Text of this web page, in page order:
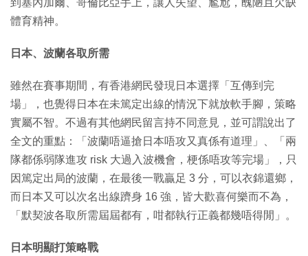
體育精神。
日本、波蘭各取所需
雖然在賽事期間，有香港網民發現日本選擇「互傳到完
場」，也覺得日本在未篤定出線的情況下就放軟手腳，策略
實屬不智。不過有其他網民留言持不同意見，並可謂說出了
全文的重點：「波蘭唔逼搶日本唔攻又真係有道理」、「兩
隊都係弱隊進攻 risk 大過入波機會，梗係唔攻等完場」，只
因篤定出局的波蘭，在最後一戰贏足 3 分，可以衣錦還鄉，
而日本又可以次名出線躋身 16 強，皆大歡喜何樂而不為，
「默契波各取所需屆屆都有，咁都執行正義都幾唔得閒」。
日本明顯打策略戰